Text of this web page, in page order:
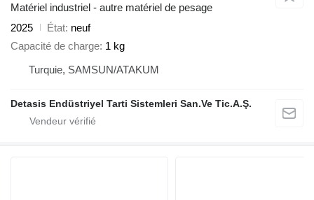
Matériel industriel - autre matériel de pesage
2025
État neuf
Capacité de charge 1 kg
Turquie, SAMSUN/ATAKUM
Detasis Endüstriyel Tarti Sistemleri San.Ve Tic.A.Ş.